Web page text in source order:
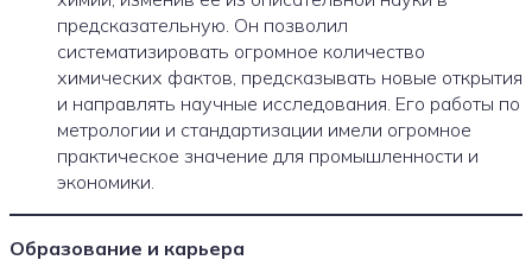
предсказательную. Он позволил
систематизировать огромное количество
химических фактов, предсказывать новые открытия
и направлять научные исследования. Его работы по
метрологии и стандартизации имели огромное
практическое значение для промышленности и
экономики.
Образование и карьера